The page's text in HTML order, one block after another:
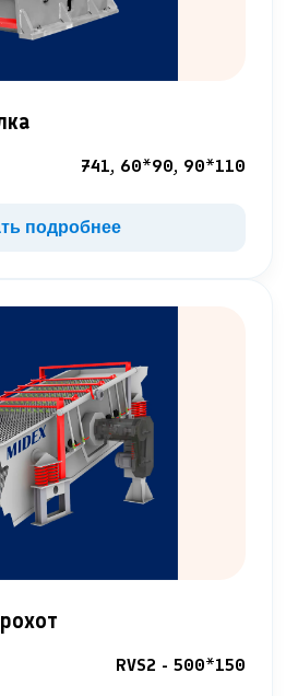
741, 60*90, 90*110
подробнее
RVS2 - 500*150